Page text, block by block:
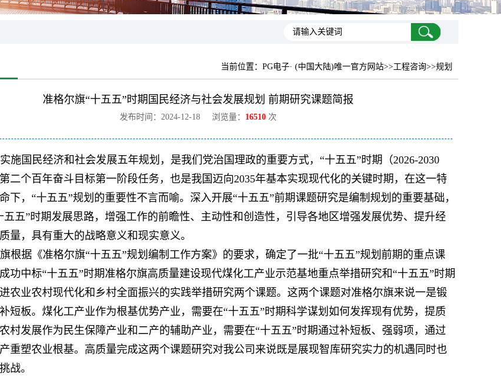
当前位置： PG电子· (中国大陆)唯一官方网站>>工程咨询>>规划
准格尔旗“十五五”时期国民经济与社会发展规划 前期研究课题简报
发布时间：2024-12-18 浏览量： 16510次
施国民经济和社会发展五年规划，是我们党治国理政的重要方式，“十五五”时期（2026-2030
二个百年奋斗目标第一阶段任务，也是我国迈向2035年基本实现现代化的关键时期，在这一特
下，“十五五”规划的重要性不言而喻。深入开展“十五五”前期课题研究是编制规划的重要基础，
五五”时期发展思路，增强工作的前瞻性、主动性和创造性，引导各地区增强发展优势、提升经
量，具有重大的战略意义和现实意义。
根据《准格尔旗“十五五”规划编制工作方案》的要求，确定了一批“十五五”规划前期的重点课
功中标“十五五”时期准格尔旗高质量建设现代煤化工产业示范基地重点举措研究和“十五五”时期
农业农村现代化和乡村全面振兴的实践举措研究两个课题。这两个课题对准格尔旗来说一是锻
短板。煤化工产业作为根基优势产业，需要在“十五五”时期科学谋划如何发挥现有优势，提质
村发展作为民生保障产业和二产的辅助产业，需要在“十五五”时期通过补短板、强弱项，通过
重塑农业根基。高质量完成这两个课题研究对我公司来说既是展现智库研究实力的机遇同时也
战。